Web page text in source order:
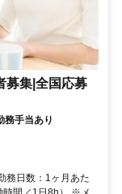
募集|全国応募
務手当あり
務日数：1ヶ月あた